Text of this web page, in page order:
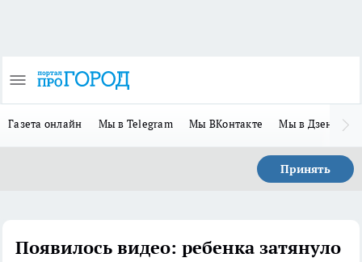
Газета онлайн Мы в Telegram Мы ВКонтакте Мы в Дзене
Принять
Появилось видео: ребенка затянуло